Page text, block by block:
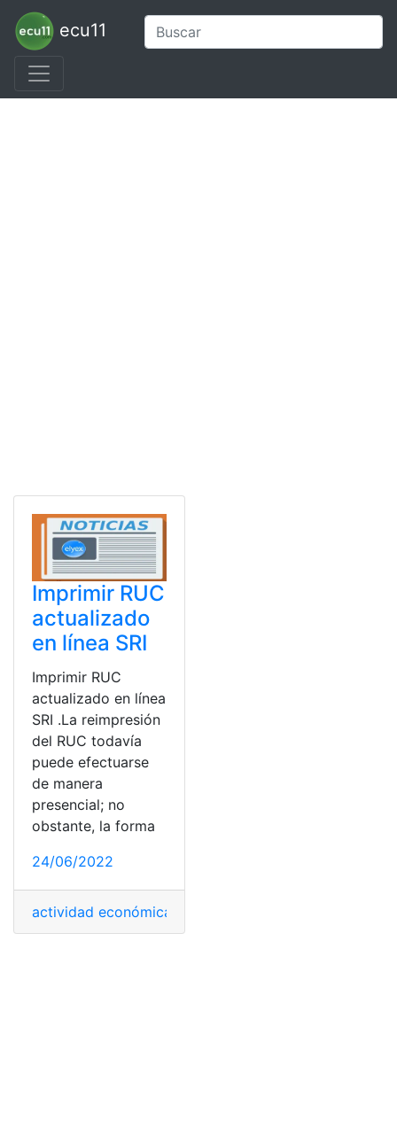
ecu11
Imprimir RUC
actualizado
en línea SRI
Imprimir RUC
actualizado en línea
SRI .La reimpresión
del RUC todavía
puede efectuarse
de manera
presencial; no
obstante, la forma
24/06/2022
actividad económica